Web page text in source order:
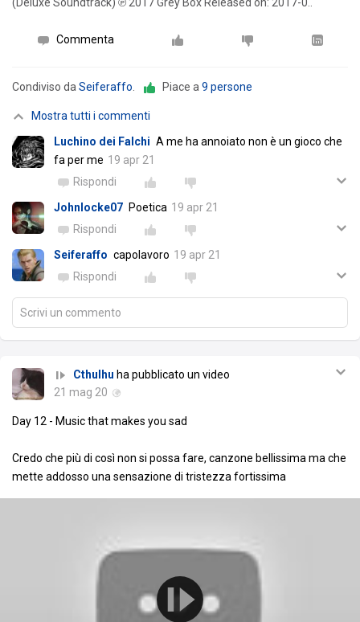
(Deluxe Soundtrack) ℗ 2017 Grey Box Released on: 2017-0..
Commenta
Condiviso daSeiferaffo. Piace a9 persone
Mostra tutti i commenti
Luchino dei Falchi A me ha annoiato non è un gioco che
fa per me 19 apr 21
Rispondi
Johnlocke07 Poetica 19 apr 21
Rispondi
Seiferaffo capolavoro 19 apr 21
Rispondi
Scrivi un commento
Cthulhu ha pubblicato un video
21 mag 20
Day 12 - Music that makes you sad
Credo che più di così non si possa fare, canzone bellissima ma che
mette addosso una sensazione di tristezza fortissima